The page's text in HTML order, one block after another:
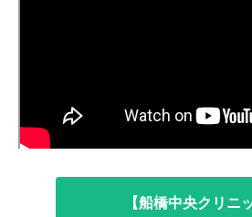
【船橋中央クリニ